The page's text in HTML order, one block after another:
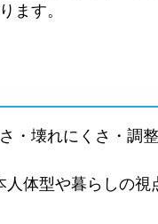
ます。
・壊れにくさ・調
体型や暮らしの視